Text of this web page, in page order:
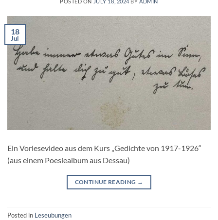
18
Jul
Ein Vorlesevideo aus dem Kurs „Gedichte von 1917-1926“
(aus einem Poesiealbum aus Dessau)
CONTINUE READING →
Posted in Leseübungen